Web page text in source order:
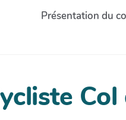
Présentation du
Col